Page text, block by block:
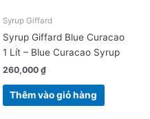
Syrup Giffard
Syrup Giffard Blue Curacao
1 Lít – Blue Curacao Syrup
260,000 ₫
Thêm vào giỏ hàng